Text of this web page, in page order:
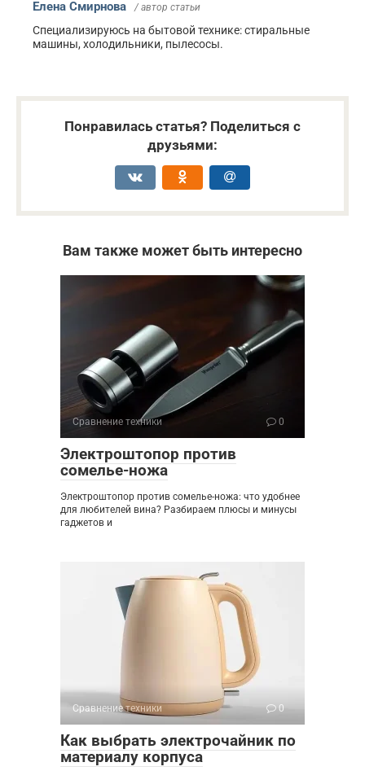
Елена Смирнова / автор статьи
Специализируюсь на бытовой технике: стиральные
машины, холодильники, пылесосы.
Понравилась статья? Поделиться с
друзьями:
Вам также может быть интересно
Сравнение техники 0
Электроштопор против
сомелье-ножа
Электроштопор против сомелье-ножа: что удобнее
для любителей вина? Разбираем плюсы и минусы
гаджетов и
Сравнение техники 0
Как выбрать электрочайник по
материалу корпуса